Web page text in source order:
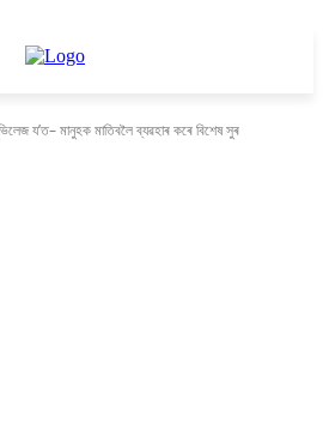
য’ত– মানুহক মাতিবলৈ ব্যৱহাৰ কৰে বিশেষ সুৰ